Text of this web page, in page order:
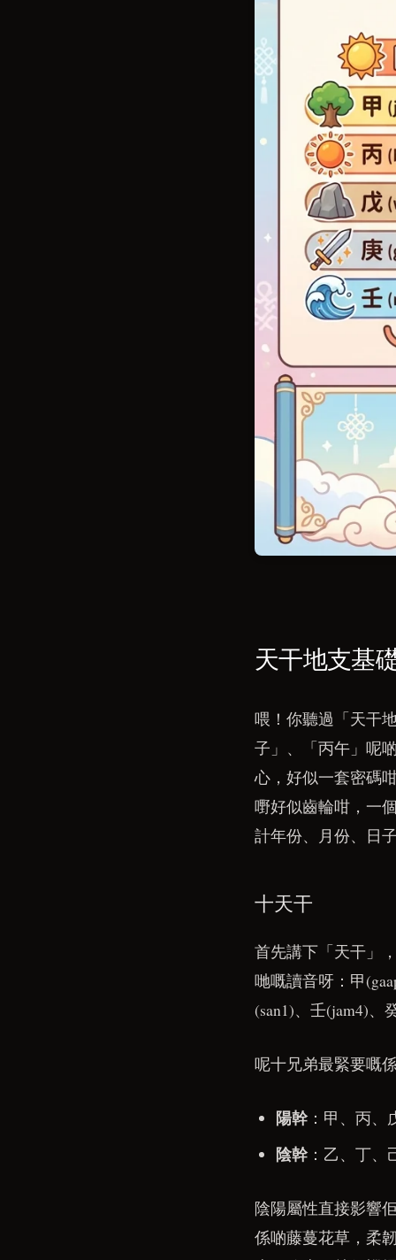
天干地支基
喂！你聽過「天干
子」、「丙午」呢
心，好似一套密碼
嘢好似齒輪咁，一
計年份、月份、日
十天干
首先講下「天干」
哋嘅讀音呀：甲
(san1)、壬(jam4)、
呢十兄弟最緊要嘅
陽幹：甲、丙、
陰幹：乙、丁、
陰陽屬性直接影響
係啲藤蔓花草，柔